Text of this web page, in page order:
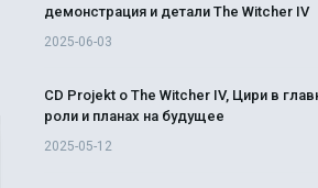
демонстрация и детали The Witcher IV
2025-06-03
CD Projekt о The Witcher IV, Цири в
роли и планах на будущее
2025-05-12